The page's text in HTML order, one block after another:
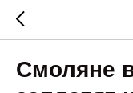
Смоляне